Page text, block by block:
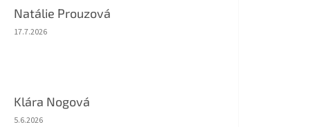
Natálie Prouzová
Hodnocení obchodu je 5 z 5 hvězdiček.
17.7.2026
Klára Nogová
Hodnocení obchodu je 5 z 5 hvězdiček.
5.6.2026